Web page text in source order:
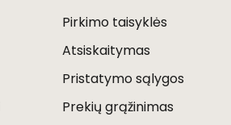
Pirkimo taisyklės
Atsiskaitymas
Pristatymo sąlygos
Prekių grąžinimas